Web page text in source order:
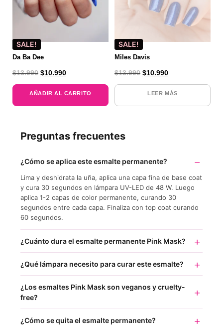
SALE!
Da Ba Dee
$13.990 $10.990
AÑADIR AL CARRITO
SALE!
Miles Davis
$13.990 $10.990
LEER MÁS
Preguntas frecuentes
¿Cómo se aplica este esmalte permanente?
Lima y deshidrata la uña, aplica una capa fina de base coat
y cura 30 segundos en lámpara UV-LED de 48 W. Luego
aplica 1-2 capas de color permanente, curando 30
segundos entre cada capa. Finaliza con top coat curando
60 segundos.
¿Cuánto dura el esmalte permanente Pink Mask?
¿Qué lámpara necesito para curar este esmalte?
¿Los esmaltes Pink Mask son veganos y cruelty-
free?
¿Cómo se quita el esmalte permanente?